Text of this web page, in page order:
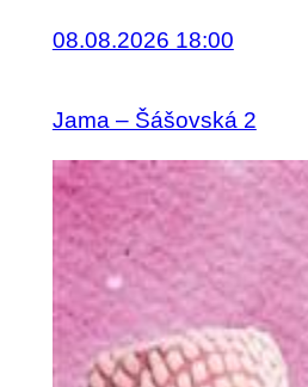
08.08.2026 18:00
Jama – Šášovská 2